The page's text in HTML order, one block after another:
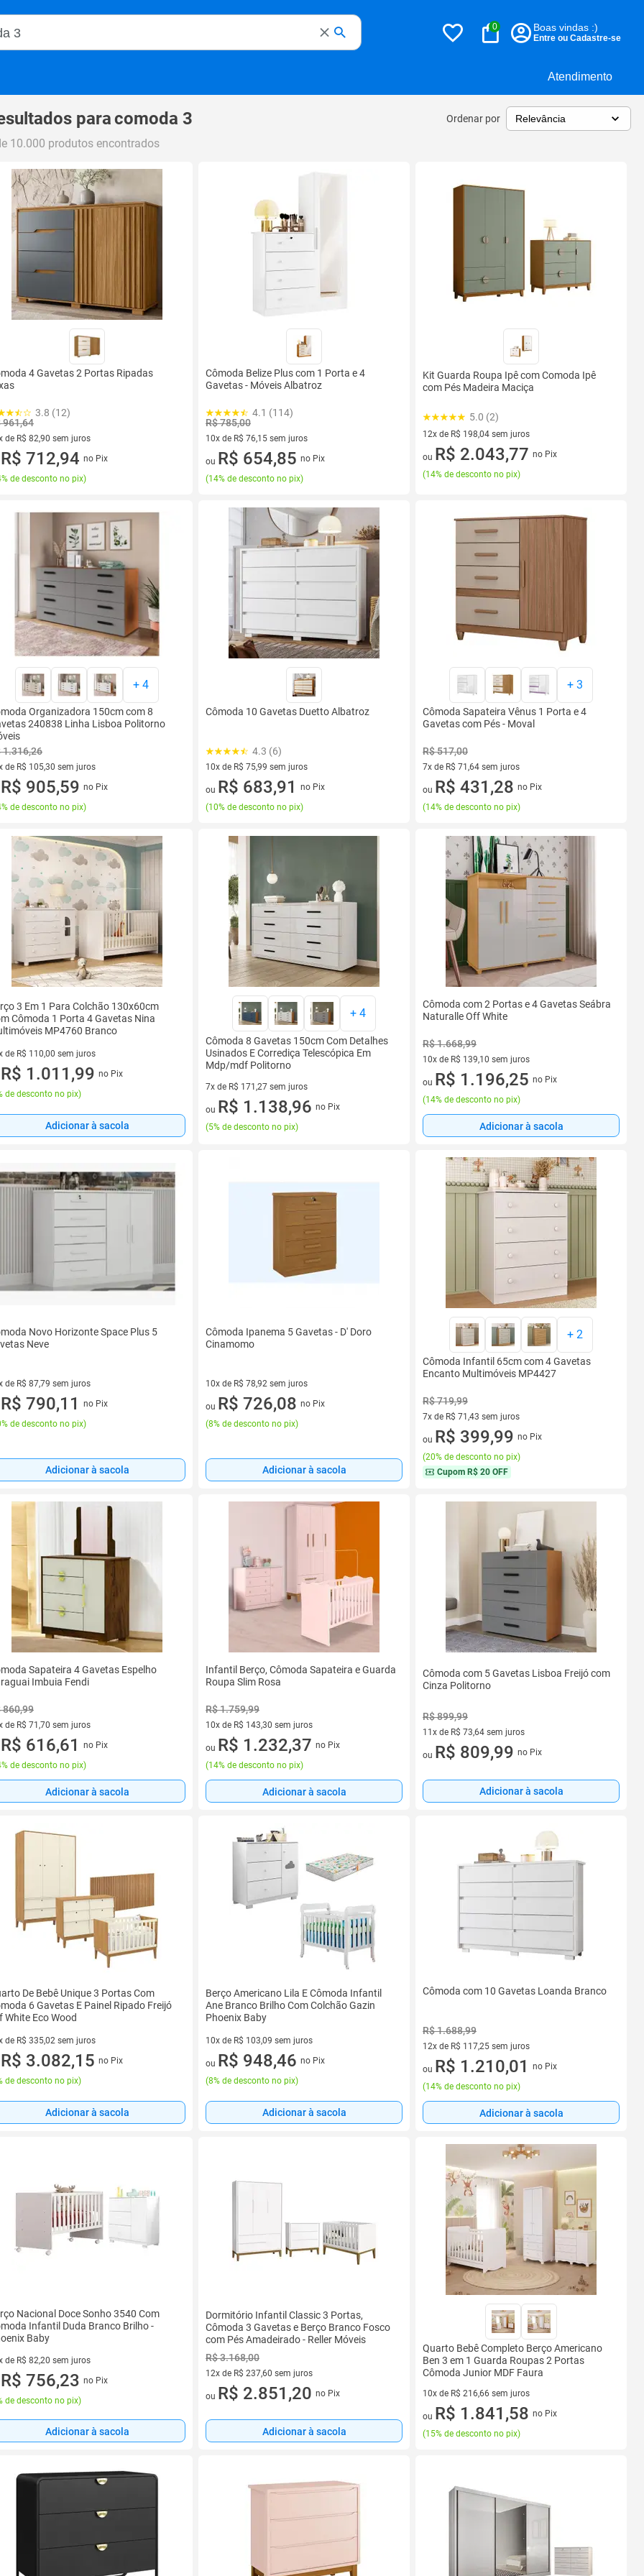
Atendimento
Magalu
0 Boas vindas :)
Entre ou Cadastre-se
paracomoda 3 Ordenar por
10.000 produtos encontrados
4 Gavetas 2 Portas Ripadas
3.8 (12)
961,64
de R$ 82,90 sem juros
vez de R$ 82,90 sem juros
R$ 712,94 no Pix
de desconto no pix)
Cômoda Belize Plus com 1 Porta e 4
Gavetas - Móveis Albatroz
4.1 (114)
R$ 785,00
10x de R$ 76,15 sem juros
10 vez de R$ 76,15 sem juros
ou R$ 654,85 no Pix
(14% de desconto no pix)
Kit Guarda Roupa Ipê com Comoda Ipê
com Pés Madeira Maciça
5.0 (2)
12x de R$ 198,04 sem juros
12 vez de R$ 198,04 sem juros
ou R$ 2.043,77 no Pix
(14% de desconto no pix)
+ 4
Organizadora 150cm com 8
240838 Linha Lisboa Politorno
1.316,26
de R$ 105,30 sem juros
vez de R$ 105,30 sem juros
R$ 905,59 no Pix
de desconto no pix)
Cômoda 10 Gavetas Duetto Albatroz
4.3 (6)
10x de R$ 75,99 sem juros
10 vez de R$ 75,99 sem juros
ou R$ 683,91
no Pix
(10% de desconto no pix)
+ 3
Cômoda Sapateira Vênus 1 Porta e 4
Gavetas com Pés - Moval
R$ 517,00
7x de R$ 71,64 sem juros
7 vez de R$ 71,64 sem juros
ou R$ 431,28 no Pix
(14% de desconto no pix)
3 Em 1 Para Colchão 130x60cm
Cômoda 1 Porta 4 Gavetas Nina
MP4760 Branco
de R$ 110,00 sem juros
vez de R$ 110,00 sem juros
R$ 1.011,99 no Pix
de desconto no pix)
Adicionar à sacola
+ 4
Cômoda 8 Gavetas 150cm Com Detalhes
Usinados E Corrediça Telescópica Em
Mdp/mdf Politorno
7x de R$ 171,27 sem juros
7 vez de R$ 171,27 sem juros
ou R$ 1.138,96 no Pix
(5% de desconto no pix)
Cômoda com 2 Portas e 4 Gavetas Seábra
Naturalle Off White
R$ 1.668,99
10x de R$ 139,10 sem juros
10 vez de R$ 139,10 sem juros
ou R$ 1.196,25 no Pix
(14% de desconto no pix)
Adicionar à sacola
Novo Horizonte Space Plus 5
Neve
de R$ 87,79 sem juros
vez de R$ 87,79 sem juros
R$ 790,11
no Pix
de desconto no pix)
Adicionar à sacola
Cômoda Ipanema 5 Gavetas - D' Doro
Cinamomo
10x de R$ 78,92 sem juros
10 vez de R$ 78,92 sem juros
ou R$ 726,08 no Pix
(8% de desconto no pix)
Adicionar à sacola
+ 2
Cômoda Infantil 65cm com 4 Gavetas
Encanto Multimóveis MP4427
R$ 719,99
7x de R$ 71,43 sem juros
7 vez de R$ 71,43 sem juros
ou R$ 399,99 no Pix
(20% de desconto no pix)
Cupom R$ 20 OFF
Sapateira 4 Gavetas Espelho
Imbuia Fendi
860,99
de R$ 71,70 sem juros
vez de R$ 71,70 sem juros
R$ 616,61
no Pix
de desconto no pix)
Adicionar à sacola
Infantil Berço, Cômoda Sapateira e Guarda
Roupa Slim Rosa
R$ 1.759,99
10x de R$ 143,30 sem juros
10 vez de R$ 143,30 sem juros
ou R$ 1.232,37 no Pix
(14% de desconto no pix)
Adicionar à sacola
Cômoda com 5 Gavetas Lisboa Freijó com
Cinza Politorno
R$ 899,99
11x de R$ 73,64 sem juros
11 vez de R$ 73,64 sem juros
ou R$ 809,99 no Pix
Adicionar à sacola
De Bebê Unique 3 Portas Com
6 Gavetas E Painel Ripado Freijó
White Eco Wood
de R$ 335,02 sem juros
vez de R$ 335,02 sem juros
R$ 3.082,15 no Pix
de desconto no pix)
Adicionar à sacola
Berço Americano Lila E Cômoda Infantil
Ane Branco Brilho Com Colchão Gazin
Phoenix Baby
10x de R$ 103,09 sem juros
10 vez de R$ 103,09 sem juros
ou R$ 948,46 no Pix
(8% de desconto no pix)
Adicionar à sacola
Cômoda com 10 Gavetas Loanda Branco
R$ 1.688,99
12x de R$ 117,25 sem juros
12 vez de R$ 117,25 sem juros
ou R$ 1.210,01
no Pix
(14% de desconto no pix)
Adicionar à sacola
Nacional Doce Sonho 3540 Com
Infantil Duda Branco Brilho -
Baby
de R$ 82,20 sem juros
vez de R$ 82,20 sem juros
R$ 756,23 no Pix
de desconto no pix)
Adicionar à sacola
Dormitório Infantil Classic 3 Portas,
Cômoda 3 Gavetas e Berço Branco Fosco
com Pés Amadeirado - Reller Móveis
R$ 3.168,00
12x de R$ 237,60 sem juros
12 vez de R$ 237,60 sem juros
ou R$ 2.851,20 no Pix
Adicionar à sacola
Quarto Bebê Completo Berço Americano
Ben 3 em 1 Guarda Roupas 2 Portas
Cômoda Junior MDF Faura
10x de R$ 216,66 sem juros
10 vez de R$ 216,66 sem juros
ou R$ 1.841,58 no Pix
(15% de desconto no pix)